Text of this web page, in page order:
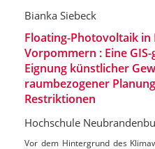
Bianka Siebeck
Floating-Photovoltaik in
Vorpommern : Eine
Eignung künstlicher
raumbezogener
Restriktionen
Hochschule
Vor dem Hintergrund des